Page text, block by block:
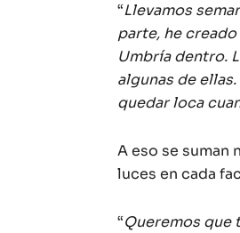
“Llevamos
parte, he
Umbría dentro.
algunas de
quedar loca
A eso se suman
luces en cada
“Queremos que